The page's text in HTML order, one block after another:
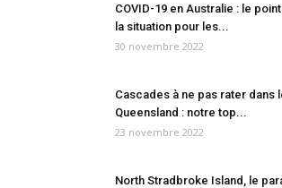
COVID-19 en Australie : le
la situation pour les...
30 novembre 2022
Cascades à ne pas rater dans
Queensland : notre top...
23 novembre 2022
North Stradbroke Island, le